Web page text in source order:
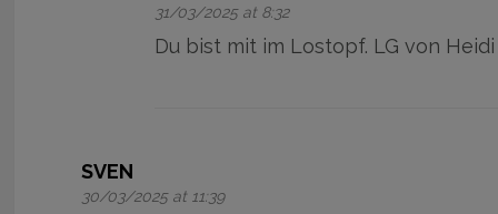
31/03/2025 at 8:32
Du bist mit im Lostopf. LG von Heidi
SVEN
30/03/2025 at 11:39